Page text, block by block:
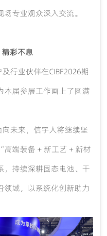
专业观众深入交流。
彩不息
行业伙伴在CIBF2026期
本届参展工作画上了圆满
未来，信宇人将继续坚
“高端装备 + 新工艺 + 新材
持续深耕固态电池、干
领域，以系统化创新助力